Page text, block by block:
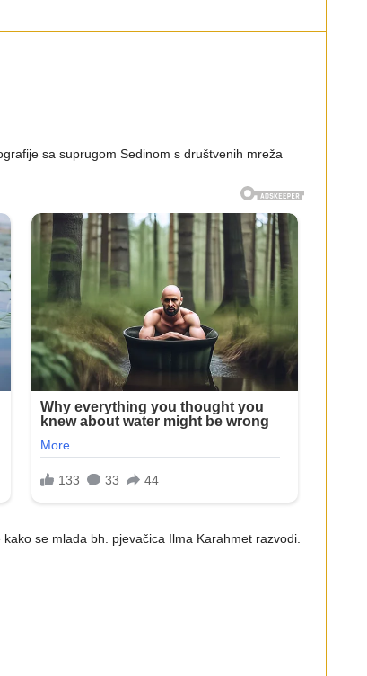
sa suprugom Sedinom s društvenih mreža
se mlada bh. pjevačica Ilma Karahmet razvodi.